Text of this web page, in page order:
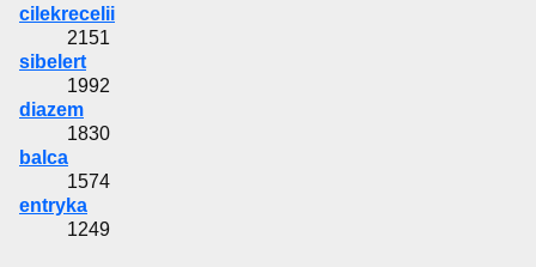
cilekrecelii
2151
sibelert
1992
diazem
1830
balca
1574
entryka
1249